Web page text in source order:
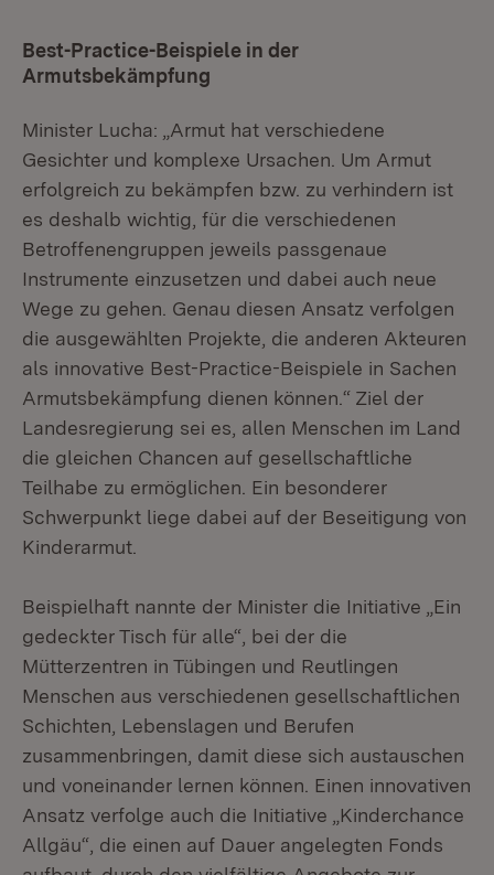
Best-Practice-Beispiele in der
Armutsbekämpfung
Minister Lucha: „Armut hat verschiedene
Gesichter und komplexe Ursachen. Um Armut
erfolgreich zu bekämpfen bzw. zu verhindern ist
es deshalb wichtig, für die verschiedenen
Betroffenengruppen jeweils passgenaue
Instrumente einzusetzen und dabei auch neue
Wege zu gehen. Genau diesen Ansatz verfolgen
die ausgewählten Projekte, die anderen Akteuren
als innovative Best-Practice-Beispiele in Sachen
Armutsbekämpfung dienen können.“ Ziel der
Landesregierung sei es, allen Menschen im Land
die gleichen Chancen auf gesellschaftliche
Teilhabe zu ermöglichen. Ein besonderer
Schwerpunkt liege dabei auf der Beseitigung von
Kinderarmut.
Beispielhaft nannte der Minister die Initiative „Ein
gedeckter Tisch für alle“, bei der die
Mütterzentren in Tübingen und Reutlingen
Menschen aus verschiedenen gesellschaftlichen
Schichten, Lebenslagen und Berufen
zusammenbringen, damit diese sich austauschen
und voneinander lernen können. Einen innovativen
Ansatz verfolge auch die Initiative „Kinderchance
Allgäu“, die einen auf Dauer angelegten Fonds